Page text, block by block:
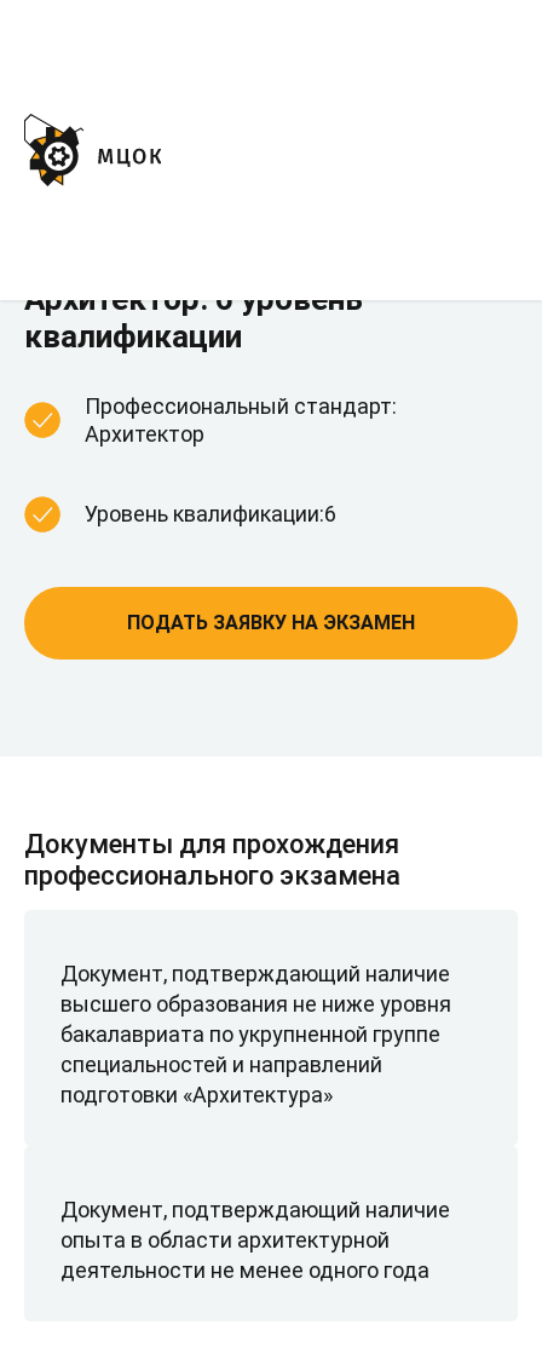
← ВСЕ КВАЛИФИКАЦИИ
Архитектор: 6 уровень
квалификации
Профессиональный стандарт:
Архитектор
Уровень квалификации:6
ПОДАТЬ ЗАЯВКУ НА ЭКЗАМЕН
Документы для прохождения
профессионального экзамена
Документ, подтверждающий наличие
высшего образования не ниже уровня
бакалавриата по укрупненной группе
специальностей и направлений
подготовки «Архитектура»
Документ, подтверждающий наличие
опыта в области архитектурной
деятельности не менее одного года